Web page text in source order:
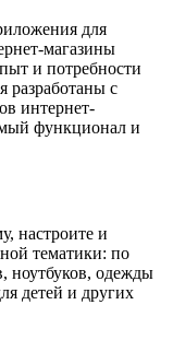
для
магазины
и потребности
разработаны с
интернет-
функционал и
настроите и
тематики: по
ноутбуков, одежды
детей и других